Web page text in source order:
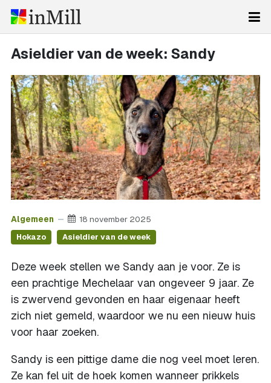
Asieldier van de week: Sandy
Algemeen 18 november 2025
Hokazo Asieldier van de week
Deze week stellen we Sandy aan je voor. Ze is
een prachtige Mechelaar van ongeveer 9 jaar. Ze
is zwervend gevonden en haar eigenaar heeft
zich niet gemeld, waardoor we nu een nieuw huis
voor haar zoeken.
Sandy is een pittige dame die nog veel moet leren.
Ze kan fel uit de hoek komen wanneer prikkels